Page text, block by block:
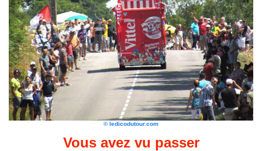
© ledicodutour.com
Vous avez vu passer